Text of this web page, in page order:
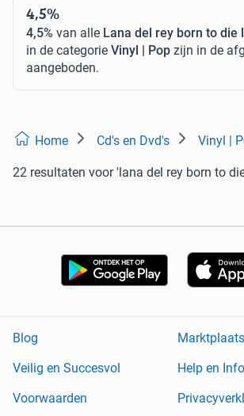
4,5%
4,5% van alle Lana del rey born to die
in de categorie Vinyl | Pop zijn in de
aangeboden.
Home Cd's en Dvd's Vinyl |
22 resultaten voor 'lana del rey born to
Blog
Veilig en Succesvol
Help en Info
Voorwaarden